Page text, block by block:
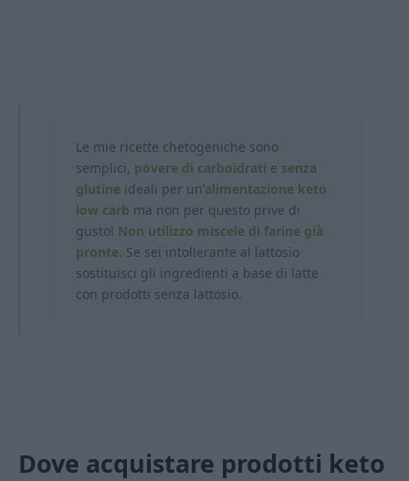
Le mie ricette chetogeniche sono
semplici, povere di carboidrati e senza
glutine ideali per un’alimentazione keto
low carb ma non per questo prive di
gusto! Non utilizzo miscele di farine già
pronte. Se sei intollerante al lattosio
sostituisci gli ingredienti a base di latte
con prodotti senza lattosio.
Dove acquistare prodotti keto